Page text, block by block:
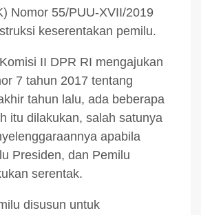
Nomor 55/PUU-XVII/2019
keserentakan pemilu.
II DPR RI mengajukan
7 tahun 2017 tentang
tahun lalu, ada beberapa
itu dilakukan, salah satunya
apabila
Presiden, dan Pemilu
serentak.
disusun untuk